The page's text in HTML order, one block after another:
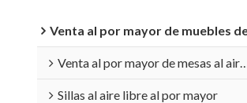
Venta al por mayor de muebles de
Venta al por mayor de mesas al aire libre
Sillas al aire libre al por mayor